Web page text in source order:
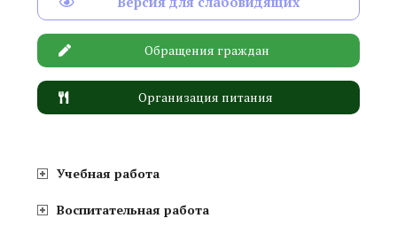
Обращения граждан
Организация питания
Учебная работа
Воспитательная работа